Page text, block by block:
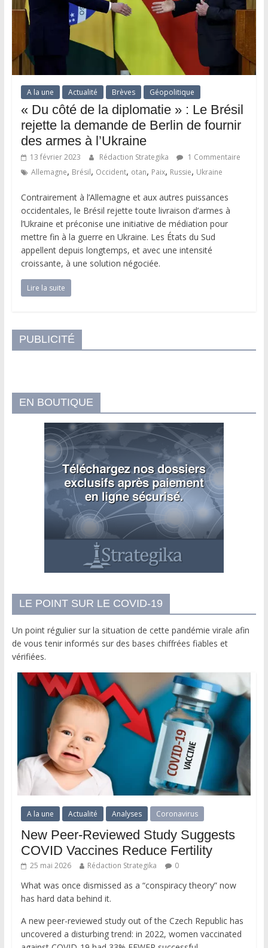
A la une Actualité Brèves Géopolitique
« Du côté de la diplomatie » : Le Brésil
rejette la demande de Berlin de fournir
des armes à l’Ukraine
13 février 2023 Rédaction Strategika
1 Commentaire
Allemagne, Brésil, Occident, otan, Paix, Russie, Ukraine
Contrairement à l’Allemagne et aux autres puissances
occidentales, le Brésil rejette toute livraison d’armes à
l’Ukraine et préconise une initiative de médiation pour
mettre fin à la guerre en Ukraine. Les États du Sud
appellent depuis longtemps, et avec une intensité
croissante, à une solution négociée.
Lire la suite
PUBLICITÉ
EN BOUTIQUE
LE POINT SUR LE COVID-19
Un point régulier sur la situation de cette pandémie virale afin
de vous tenir informés sur des bases chiffrées fiables et
vérifiées.
A la une Actualité Analyses Coronavirus
New Peer-Reviewed Study Suggests
COVID Vaccines Reduce Fertility
25 mai 2026 Rédaction Strategika 0
What was once dismissed as a “conspiracy theory” now
has hard data behind it.
A new peer-reviewed study out of the Czech Republic has
uncovered a disturbing trend: in 2022, women vaccinated